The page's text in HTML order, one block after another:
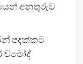
අනුතුරුව
පදක්කම
චමෝද්